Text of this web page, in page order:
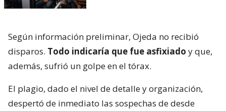
Según información preliminar, Ojeda no recibió
disparos. Todo indicaría que fue asfixiado y que,
además, sufrió un golpe en el tórax.
El plagio, dado el nivel de detalle y organización,
despertó de inmediato las sospechas de desde